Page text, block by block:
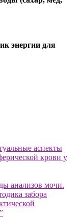
энергии для
аспекты
крови у
анализов мочи.
забора